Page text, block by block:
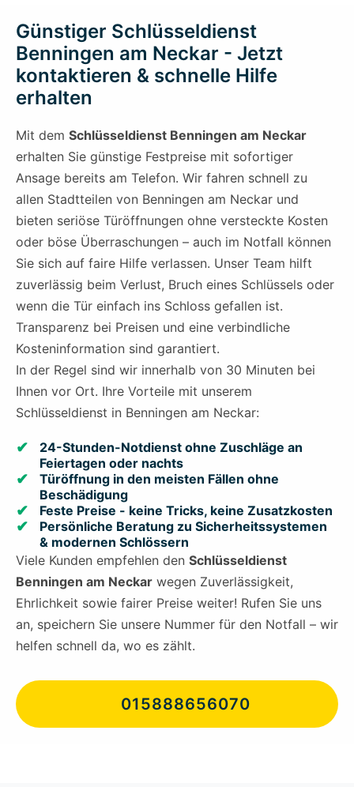
Günstiger Schlüsseldienst
Benningen am Neckar - Jetzt
kontaktieren & schnelle Hilfe
erhalten
Mit dem Schlüsseldienst Benningen am Neckar
erhalten Sie günstige Festpreise mit sofortiger
Ansage bereits am Telefon. Wir fahren schnell zu
allen Stadtteilen von Benningen am Neckar und
bieten seriöse Türöffnungen ohne versteckte Kosten
oder böse Überraschungen – auch im Notfall können
Sie sich auf faire Hilfe verlassen. Unser Team hilft
zuverlässig beim Verlust, Bruch eines Schlüssels oder
wenn die Tür einfach ins Schloss gefallen ist.
Transparenz bei Preisen und eine verbindliche
Kosteninformation sind garantiert.
In der Regel sind wir innerhalb von 30 Minuten bei
Ihnen vor Ort. Ihre Vorteile mit unserem
Schlüsseldienst in Benningen am Neckar:
24-Stunden-Notdienst ohne Zuschläge an
Feiertagen oder nachts
Türöffnung in den meisten Fällen ohne
Beschädigung
Feste Preise - keine Tricks, keine Zusatzkosten
Persönliche Beratung zu Sicherheitssystemen
& modernen Schlössern
Viele Kunden empfehlen den Schlüsseldienst
Benningen am Neckar wegen Zuverlässigkeit,
Ehrlichkeit sowie fairer Preise weiter! Rufen Sie uns
an, speichern Sie unsere Nummer für den Notfall – wir
helfen schnell da, wo es zählt.
015888656070